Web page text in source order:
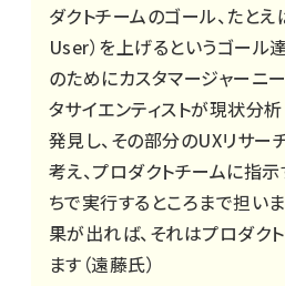
ダクトチームのゴール、たと
User）を上げるというゴール
のためにカスタマージャーニ
タサイエンティストが現状分析
発見し、その部分のUXリサー
考え、プロダクトチームに指
ちで実行するところまで担い
果が出れば、それはプロダク
ます（遠藤氏）